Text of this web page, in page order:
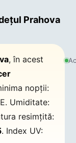
Prahova
, în acest
nopții:
Umiditate:
resimțită:
. Index UV: